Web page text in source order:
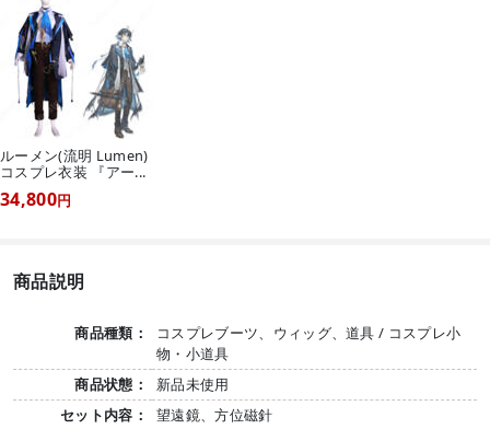
ルーメン(流明 Lumen)
コスプレ衣装 『アー...
34,800円
商品説明
商品種類：
コスプレブーツ、ウィッグ、道具 / コスプレ小
物・小道具
商品状態：
新品未使用
セット内容：
望遠鏡、方位磁針